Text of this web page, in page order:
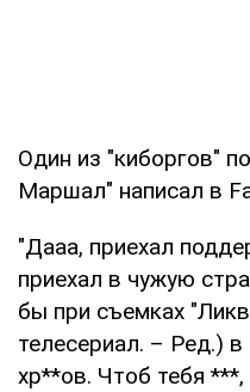
Один из "киборгов"
Маршал" написал в
"Дааа, приехал
приехал в чужую
бы при съемках
телесериал. – Ред.)
хр**ов. Чтоб тебя